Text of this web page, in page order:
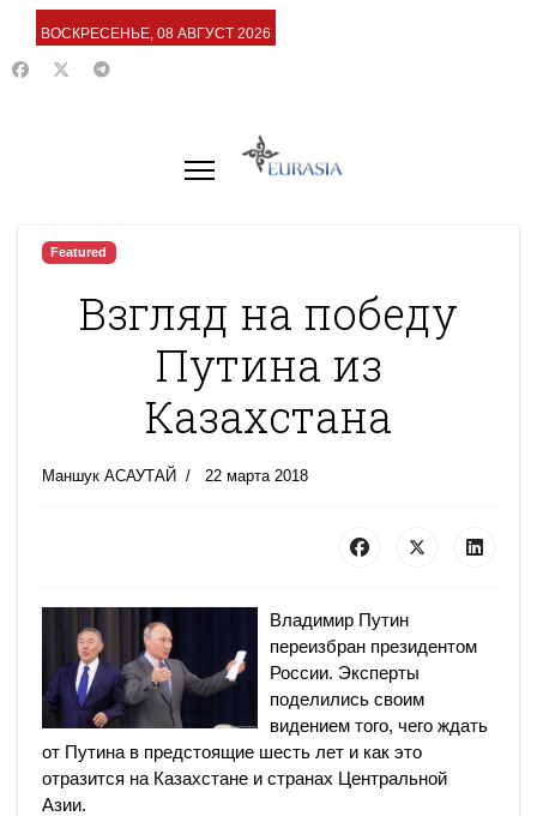
ВОСКРЕСЕНЬЕ, 08 АВГУСТ 2026
Featured
Взгляд на победу
Путина из
Казахстана
Маншук АСАУТАЙ 22 марта 2018
Владимир Путин
переизбран президентом
России. Эксперты
поделились своим
видением того, чего ждать
от Путина в предстоящие шесть лет и как это
отразится на Казахстане и странах Центральной
Азии.